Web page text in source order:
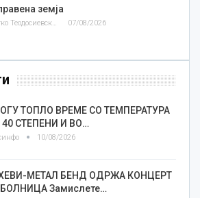
земја
Златко Теодосиевски 07/08/2026
ТОПЛО ВРЕМЕ СО ТЕМПЕРАТУРА
СТЕПЕНИ И ВО…
10/08/2026
МЕТАЛ БЕНД ОДРЖА КОНЦЕРТ
Замислете…